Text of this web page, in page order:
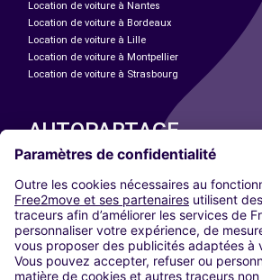
Location de voiture à Nantes
Location de voiture à Bordeaux
Location de voiture à Lille
Location de voiture à Montpellier
Location de voiture à Strasbourg
AUTOPARTAGE
Paris
Madrid
Washington DC
Milan
Rome
Turin